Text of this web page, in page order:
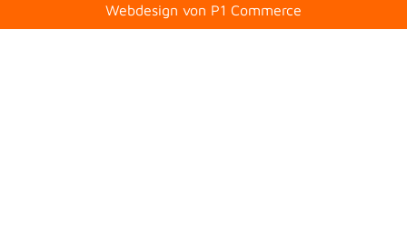
Webdesign von P1 Commerce